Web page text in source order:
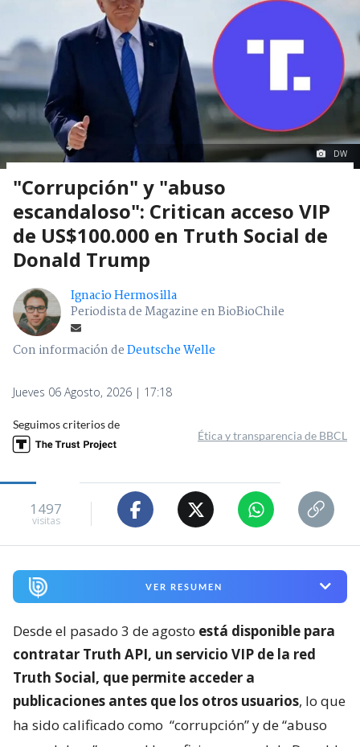
DW
"Corrupción" y "abuso
escandaloso": Critican acceso VIP
de US$100.000 en Truth Social de
Donald Trump
Ignacio Hermosilla
Periodista de Magazine en BioBioChile
Con información deDeutsche Welle
Jueves 06 Agosto, 2026 | 17:18
Seguimos criterios de
Ética y transparencia de BBCL
1497
visitas
VER RESUMEN
Desde el pasado 3 de agosto está disponible para
contratar Truth API, un servicio VIP de la red
Truth Social, que permite acceder a
publicaciones antes que los otros usuarios, lo que
ha sido calificado como “corrupción” y de “abuso